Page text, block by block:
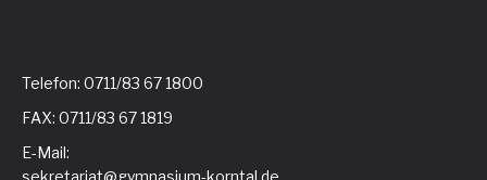
Telefon: 0711/83 67 1800
FAX: 0711/83 67 1819
E-Mail:
sekretariat@gymnasium-korntal.de